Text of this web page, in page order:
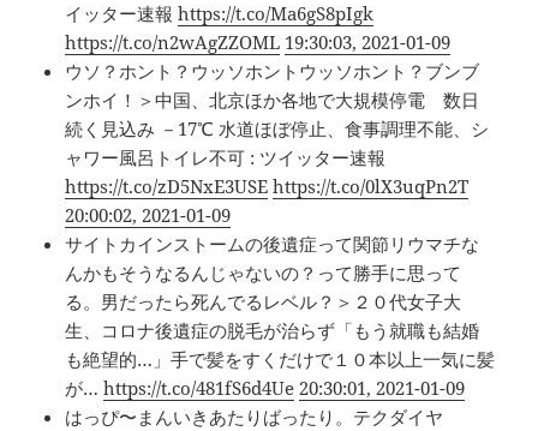
イッター速報https://t.co/Ma6gS8pIgk
https://t.co/n2wAgZZOML 19:30:03, 2021-01-09
ウソ？ホント？ウッソホントウッソホント？ブンブ
ンホイ！＞中国、北京ほか各地で大規模停電 数日
続く見込み －17℃ 水道ほぼ停止、食事調理不能、シ
ャワー風呂トイレ不可 : ツイッター速報
https://t.co/zD5NxE3USE https://t.co/0lX3uqPn2T
20:00:02, 2021-01-09
サイトカインストームの後遺症って関節リウマチな
んかもそうなるんじゃないの？って勝手に思って
る。男だったら死んでるレベル？＞２０代女子大
生、コロナ後遺症の脱毛が治らず「もう就職も結婚
も絶望的…」手で髪をすくだけで１０本以上一気に髪
が…https://t.co/481fS6d4Ue 20:30:01, 2021-01-09
はっぴ〜まんいきあたりばったり。テクダイヤ